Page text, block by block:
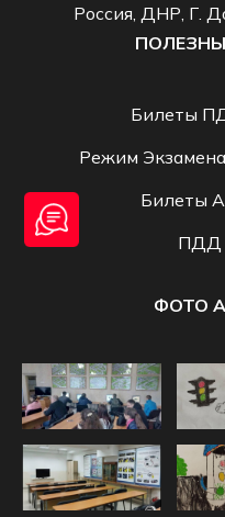
Россия, ДНР, Г.
Билеты
Режим
Билеты
ПДД
ФОТО